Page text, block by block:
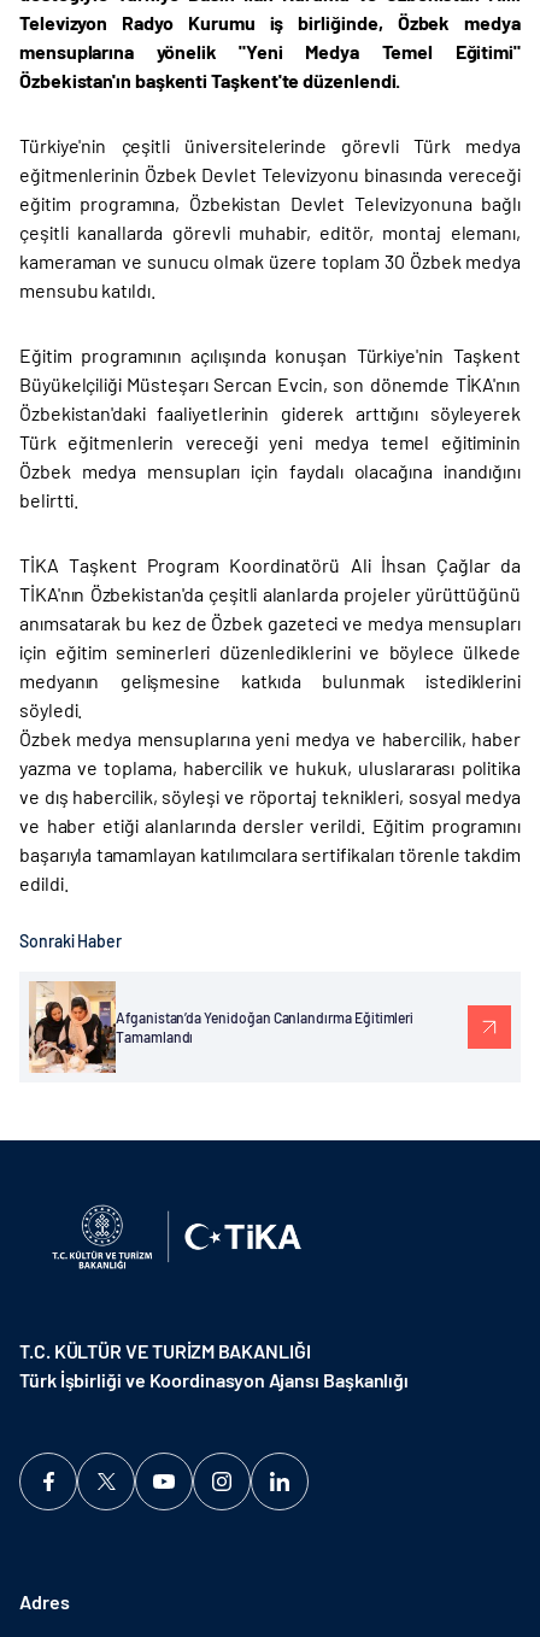
Televizyon Radyo Kurumu iş birliğinde, Özbek medya
mensuplarına yönelik "Yeni Medya Temel Eğitimi"
Özbekistan'ın başkenti Taşkent'te düzenlendi.
Türkiye'nin çeşitli üniversitelerinde görevli Türk medya
eğitmenlerinin Özbek Devlet Televizyonu binasında vereceği
eğitim programına, Özbekistan Devlet Televizyonuna bağlı
çeşitli kanallarda görevli muhabir, editör, montaj elemanı,
kameraman ve sunucu olmak üzere toplam 30 Özbek medya
mensubu katıldı.
Eğitim programının açılışında konuşan Türkiye'nin Taşkent
Büyükelçiliği Müsteşarı Sercan Evcin, son dönemde TİKA'nın
Özbekistan'daki faaliyetlerinin giderek arttığını söyleyerek
Türk eğitmenlerin vereceği yeni medya temel eğitiminin
Özbek medya mensupları için faydalı olacağına inandığını
belirtti.
TİKA Taşkent Program Koordinatörü Ali İhsan Çağlar da
TİKA'nın Özbekistan'da çeşitli alanlarda projeler yürüttüğünü
anımsatarak bu kez de Özbek gazeteci ve medya mensupları
için eğitim seminerleri düzenlediklerini ve böylece ülkede
medyanın gelişmesine katkıda bulunmak istediklerini
söyledi.
Özbek medya mensuplarına yeni medya ve habercilik, haber
yazma ve toplama, habercilik ve hukuk, uluslararası politika
ve dış habercilik, söyleşi ve röportaj teknikleri, sosyal medya
ve haber etiği alanlarında dersler verildi. Eğitim programını
başarıyla tamamlayan katılımcılara sertifikaları törenle takdim
edildi.
Sonraki Haber
Afganistan’da Yenidoğan Canlandırma Eğitimleri
Tamamlandı
T.C. KÜLTÜR VE TURİZM BAKANLIĞI
Türk İşbirliği ve Koordinasyon Ajansı Başkanlığı
Adres